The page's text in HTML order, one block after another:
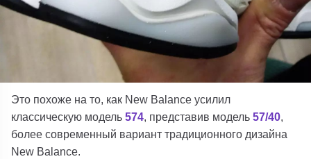
Это похоже на то, как New Balance усилил
классическую модель 574 , представив модель 57/40
более современный вариант традиционного дизайна
New Balance.